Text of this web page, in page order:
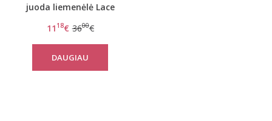
juoda liemenėlė Lace
11 18€ 3600€
DAUGIAU